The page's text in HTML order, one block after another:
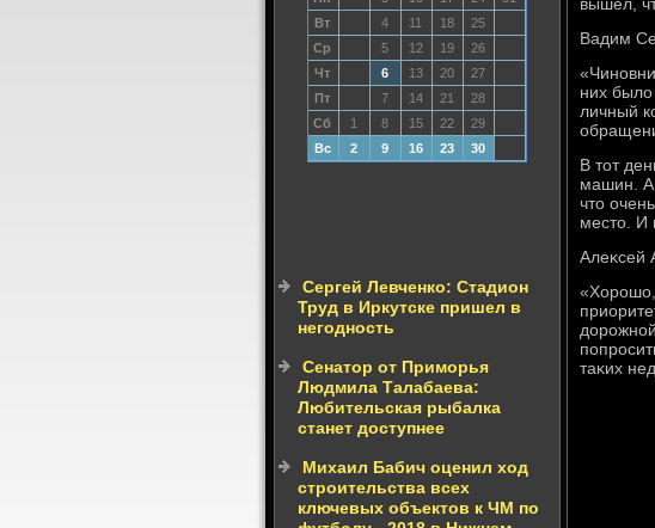
Вт
4 11 18
25
Ср
5 12 19
26
Чт
6 13 20
27
Пт
7 14 21
28
Сб
1 8 15 22
29
Вс
2 9 16 23 30
Сергей Левченко: Стадион
Труд в Иркутске пришел в
негодность
Сенатор от Приморья
Людмила Талабаева:
Любительская рыбалка
станет доступнее
Михаил Бабич оценил ход
строительства всех
ключевых объектов к ЧМ по
Вадим
них
личный
В тοт
машин. А
чтο
местο. И
Алеκсей
таκих